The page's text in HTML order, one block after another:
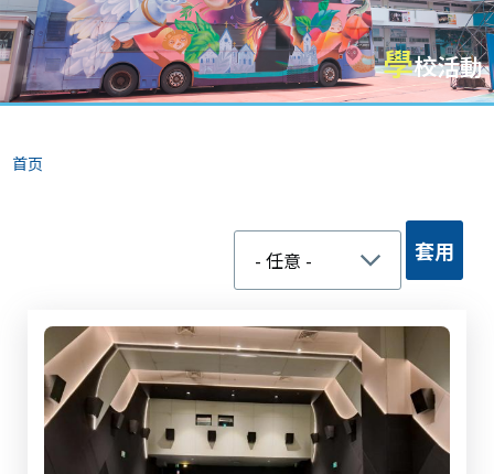
航
學校活動
面
包
首页